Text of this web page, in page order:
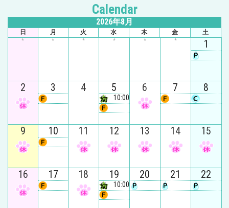
Calendar
2026年8月
日 月 火 水 木 金 土
* * * * * * 1
2 3 4 5
10:00
6 7 8
9 10 11 12 13 14 15
16 17 18 19
10:00
20 21 22